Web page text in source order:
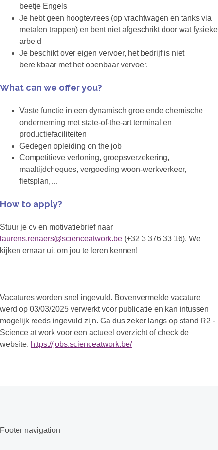
beetje Engels
Je hebt geen hoogtevrees (op vrachtwagen en tanks via
metalen trappen) en bent niet afgeschrikt door wat fysieke
arbeid
Je beschikt over eigen vervoer, het bedrijf is niet
bereikbaar met het openbaar vervoer.
What can we offer you?
Vaste functie in een dynamisch groeiende chemische
onderneming met state-of-the-art terminal en
productiefaciliteiten
Gedegen opleiding on the job
Competitieve verloning, groepsverzekering,
maaltijdcheques, vergoeding woon-werkverkeer,
fietsplan,…
How to apply?
Stuur je cv en motivatiebrief naar
laurens.renaers@scienceatwork.be (+32 3 376 33 16). We
kijken ernaar uit om jou te leren kennen!
Vacatures worden snel ingevuld. Bovenvermelde vacature
werd op 03/03/2025 verwerkt voor publicatie en kan intussen
mogelijk reeds ingevuld zijn. Ga dus zeker langs op stand R2 -
Science at work voor een actueel overzicht of check de
website: https://jobs.scienceatwork.be/
Footer navigation